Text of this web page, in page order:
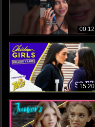
00:12
15:20